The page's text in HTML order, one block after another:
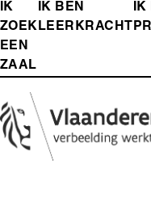
FOOTER-
MENU
IK
ZOEK
EEN
ZAAL
IK BEN
LEERKRACHT
IK
Media
Afbeelding